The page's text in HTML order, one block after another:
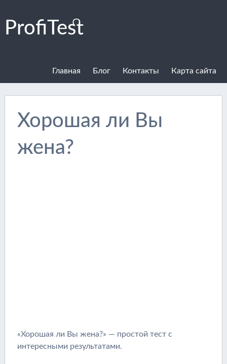
ProfiTest
Карта сайта
Контакты
Блог
Главная
Хорошая ли Вы
жена?
«Хорошая ли Вы жена?» — простой тест с
интересными результатами.